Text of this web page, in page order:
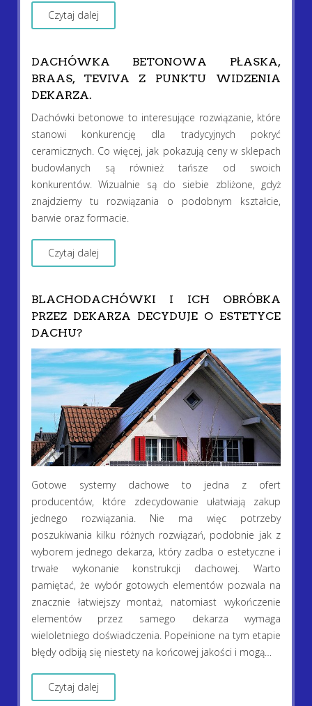
Czytaj dalej
DACHÓWKA BETONOWA PŁASKA,
BRAAS, TEVIVA Z PUNKTU WIDZENIA
DEKARZA.
Dachówki betonowe to interesujące rozwiązanie, które
stanowi konkurencję dla tradycyjnych pokryć
ceramicznych. Co więcej, jak pokazują ceny w sklepach
budowlanych są również tańsze od swoich
konkurentów. Wizualnie są do siebie zbliżone, gdyż
znajdziemy tu rozwiązania o podobnym kształcie,
barwie oraz formacie.
Czytaj dalej
BLACHODACHÓWKI I ICH OBRÓBKA
PRZEZ DEKARZA DECYDUJE O ESTETYCE
DACHU?
Gotowe systemy dachowe to jedna z ofert
producentów, które zdecydowanie ułatwiają zakup
jednego rozwiązania. Nie ma więc potrzeby
poszukiwania kilku różnych rozwiązań, podobnie jak z
wyborem jednego dekarza, który zadba o estetyczne i
trwałe wykonanie konstrukcji dachowej. Warto
pamiętać, że wybór gotowych elementów pozwala na
znacznie łatwiejszy montaż, natomiast wykończenie
elementów przez samego dekarza wymaga
wieloletniego doświadczenia. Popełnione na tym etapie
błędy odbiją się niestety na końcowej jakości i mogą…
Czytaj dalej